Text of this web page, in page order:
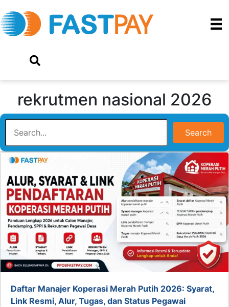
rekrutmen nasional 2026
Search
Daftar Manajer Koperasi Merah Putih 2026: Syarat,
Link Resmi, Alur, Tugas, dan Status Pegawai